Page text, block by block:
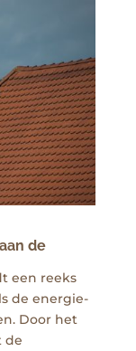
de
een reeks
de energie-
Door het
de